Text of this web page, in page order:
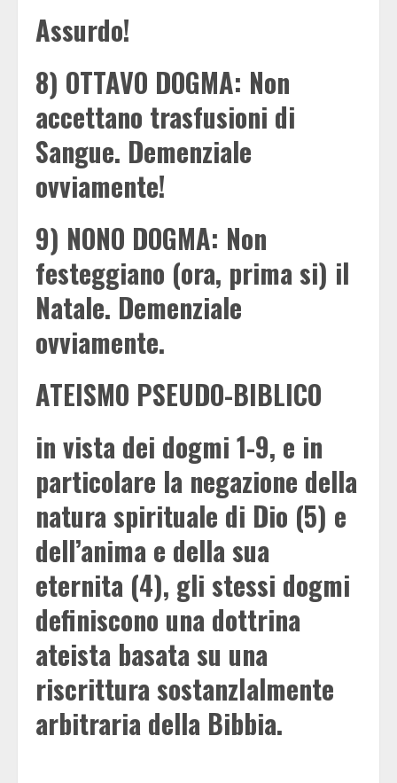
Assurdo!
8) OTTAVO DOGMA: Non
accettano trasfusioni di
Sangue. Demenziale
ovviamente!
9) NONO DOGMA: Non
festeggiano (ora, prima si) il
Natale. Demenziale
ovviamente.
ATEISMO PSEUDO-BIBLICO
in vista dei dogmi 1-9, e in
particolare la negazione della
natura spirituale di Dio (5) e
dell’anima e della sua
eternita (4), gli stessi dogmi
definiscono una dottrina
ateista basata su una
riscrittura sostanzIalmente
arbitraria della Bibbia.